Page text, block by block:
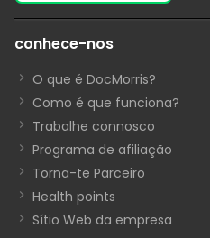
conhece-nos
O que é DocMorris?
Como é que funciona?
Trabalhe connosco
Programa de afiliação
Torna-te Parceiro
Health points
Sítio Web da empresa